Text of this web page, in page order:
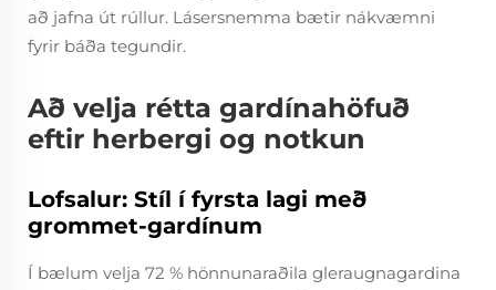
að jafna út rúllur. Lásersnemma bætir nákvæmni
fyrir báða tegundir.
Að velja rétta gardínahöfuð
eftir herbergi og notkun
Lofsalur: Stíl í fyrsta lagi með
grommet-gardínum
Í bælum velja 72 % hönnunaraðila gleraugnagardina